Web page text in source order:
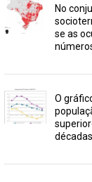
No
se as
O